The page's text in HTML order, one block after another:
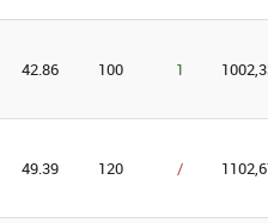
42.86 100 1
49.39 120 /